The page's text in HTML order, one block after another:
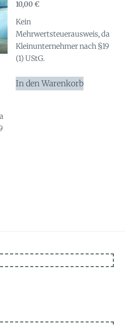
10,00€
Kein
Mehrwertsteuerausweis, da
Kleinunternehmer nach §19
(1) UStG.
In den Warenkorb